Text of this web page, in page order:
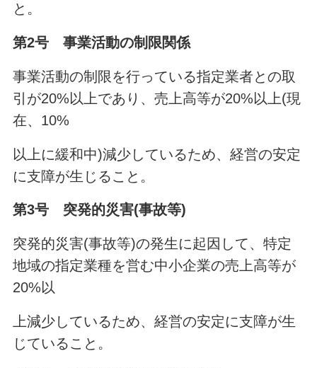
と。
第2号 事業活動の制限関係
事業活動の制限を行っている指定業者との取
引が20%以上であり、売上高等が20%以上(現
在、10%
以上に緩和中)減少しているため、経営の安定
に支障が生じること。
第3号 突発的災害(事故等)
突発的災害(事故等)の発生に起因して、特定
地域の指定業種を営む中小企業の売上高等が
20%以
上減少しているため、経営の安定に支障が生
じていること。